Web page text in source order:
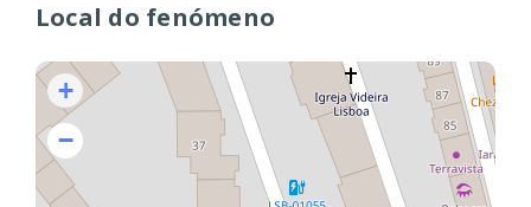
Local do fenómeno
+
−